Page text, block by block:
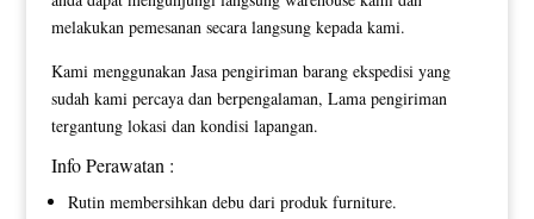
melakukan pemesanan secara langsung kepada kami.
Kami menggunakan Jasa pengiriman barang ekspedisi yang
sudah kami percaya dan berpengalaman, Lama pengiriman
tergantung lokasi dan kondisi lapangan.
Info Perawatan :
Rutin membersihkan debu dari produk furniture.